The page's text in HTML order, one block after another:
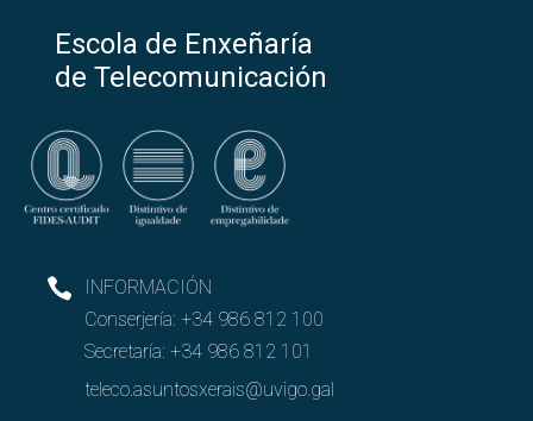
Escola de Enxeñaría
de Telecomunicación
INFORMACIÓN
Conserjería: +34 986 812 100
Secretaría: +34 986 812 101
teleco.asuntosxerais@uvigo.gal